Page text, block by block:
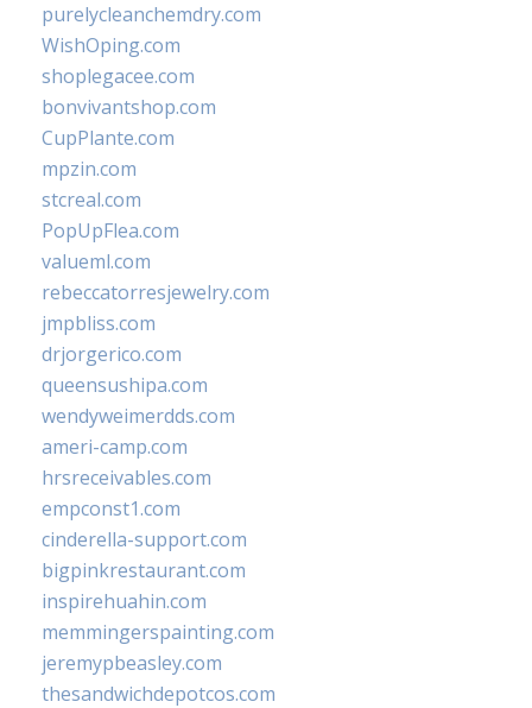
purelycleanchemdry.com
WishOping.com
shoplegacee.com
bonvivantshop.com
CupPlante.com
mpzin.com
stcreal.com
PopUpFlea.com
valueml.com
rebeccatorresjewelry.com
jmpbliss.com
drjorgerico.com
queensushipa.com
wendyweimerdds.com
ameri-camp.com
hrsreceivables.com
empconst1.com
cinderella-support.com
bigpinkrestaurant.com
inspirehuahin.com
memmingerspainting.com
jeremypbeasley.com
thesandwichdepotcos.com